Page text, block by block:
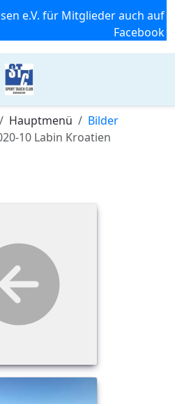
e.V. für Mitglieder auch auf
Facebook
Hauptmenü
Bilder
10 Labin Kroatien